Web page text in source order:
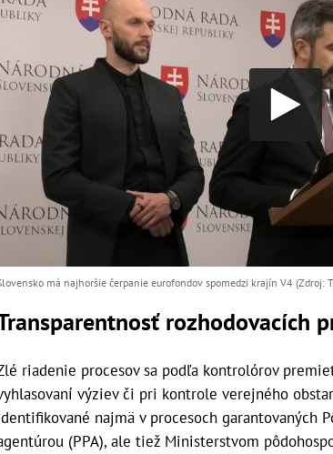
má najhoršie čerpanie eurofondov spomedzi krajín V4 (Zdroj:
rozhodovacích
riadenie procesov sa podľa kontrolórov
výziev či pri kontrole verejného
najmä v procesoch garantovaných
(PPA), ale tiež Ministerstvom